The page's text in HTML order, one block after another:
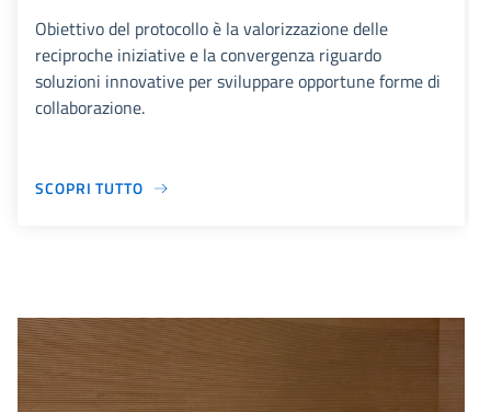
Obiettivo del protocollo è la valorizzazione delle
reciproche iniziative e la convergenza riguardo
soluzioni innovative per sviluppare opportune forme di
collaborazione.
SCOPRI TUTTO